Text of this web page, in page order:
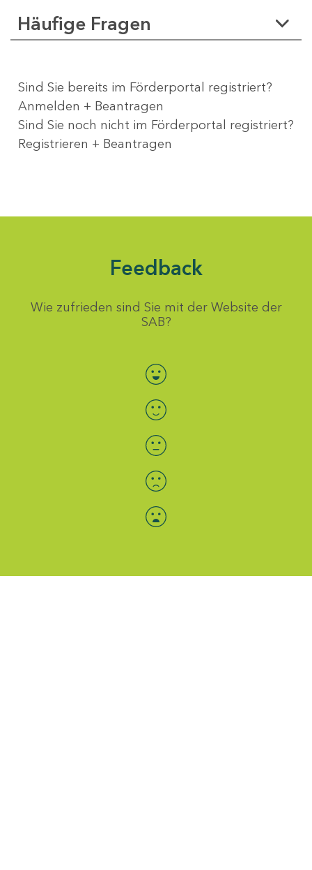
Häufige Fragen
Sind Sie bereits im Förderportal registriert?
Anmelden + Beantragen
Sind Sie noch nicht im Förderportal registriert?
Registrieren + Beantragen
Feedback
Wie zufrieden sind Sie mit der Website der
SAB?
Bewertung auswählen